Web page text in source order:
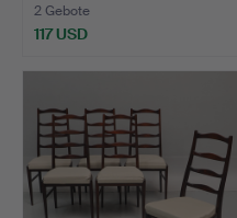
2 Gebote
117 USD